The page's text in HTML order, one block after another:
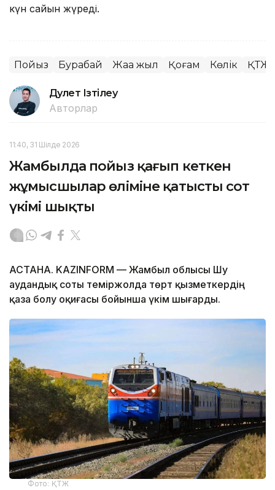
күн сайын жүреді.
Пойыз Бурабай Жаңа жыл Қоғам Көлік ҚТЖ
Дәулет Ізтілеу
Авторлар
11:40, 31 Шілде 2026
Жамбылда пойыз қағып кеткен
жұмысшылар өліміне қатысты сот
үкімі шықты
АСТАНА. KAZINFORM — Жамбыл облысы Шу
аудандық соты теміржолда төрт қызметкердің
қаза болу оқиғасы бойынша үкім шығарды.
Фото: ҚТЖ